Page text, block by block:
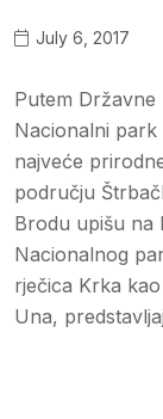
July 6, 2017
Putem Državne
Nacionalni park
najveće
području
Brodu upišu na
Nacionalnog
rječica Krka
Una,